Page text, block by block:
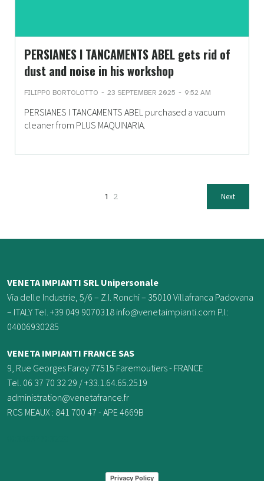
PERSIANES I TANCAMENTS ABEL gets rid of
dust and noise in his workshop
FILIPPO BORTOLOTTO - 23 SEPTEMBER 2025 - 9:52 AM
PERSIANES I TANCAMENTS ABEL purchased a vacuum
cleaner from PLUS MAQUINARIA.
1 2 Next
VENETA IMPIANTI SRL Unipersonale
Via delle Industrie, 5/6 – Z.I. Ronchi – 35010 Villafranca Padovana
– ITALY Tel. +39 049 9070318 info@venetaimpianti.com P.I.:
04006930285
VENETA IMPIANTI FRANCE SAS
9, Rue Georges Faroy 77515 Faremoutiers - FRANCE
Tel. 06 37 70 32 29 / +33.1.64.65.2519
administration@venetafrance.fr
RCS MEAUX : 841 700 47 - APE 4669B
Privacy Policy